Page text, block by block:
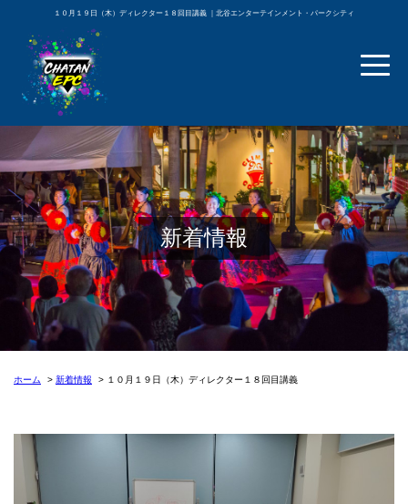
１０月１９日（木）ディレクター１８回目講義 ｜北谷エンターテインメント・パークシティ
新着情報
ホーム 新着情報 １０月１９日（木）ディレクター１８回目講義